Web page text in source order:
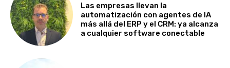
Las empresas llevan la
automatización con agentes de IA
más allá del ERP y el CRM: ya alcanza
a cualquier software conectable